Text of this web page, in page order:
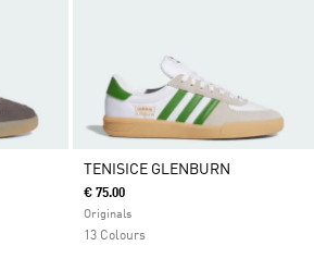
TENISICE GLENBURN
€ 75.00
Originals
13 Colours